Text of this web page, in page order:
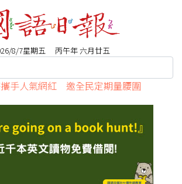
8/7星期五 丙午年 六月廿五
手人氣網紅 邀全民定期量腰圍